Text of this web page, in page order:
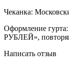
Чеканка:
Оформление
РУБЛЕЙ»,
Написать отзыв